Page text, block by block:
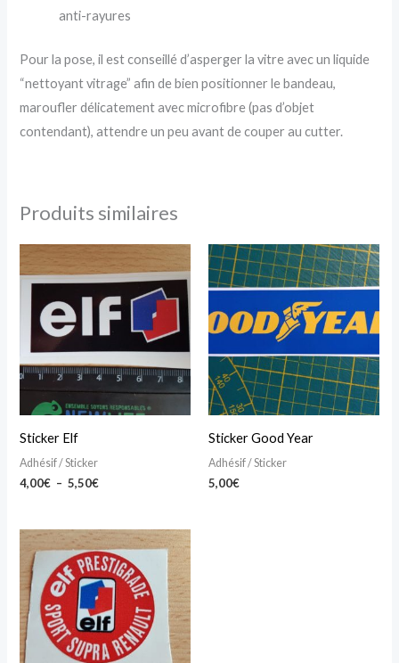
anti-rayures
Pour la pose, il est conseillé d’asperger la vitre avec un liquide
“nettoyant vitrage” afin de bien positionner le bandeau,
maroufler délicatement avec microfibre (pas d’objet
contendant), attendre un peu avant de couper au cutter.
Produits similaires
Sticker Elf
Adhésif / Sticker
4,00€ – 5,50€
prix :
4,00€
à
5,50€
produit
plusieurs
variations.
Les
options
être
choisies
page
du
produit
Sticker Good Year
Adhésif / Sticker
5,00€